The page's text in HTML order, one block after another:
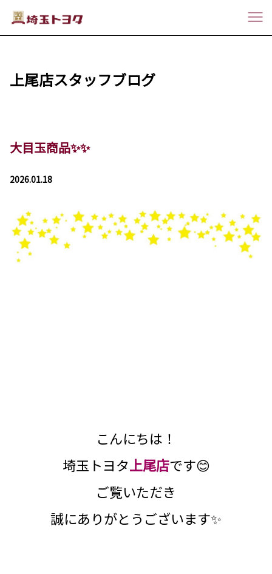
上尾店スタッフブログ
大目玉商品✨✨
2026.01.18
こんにちは！
埼玉トヨタ上尾店です😊
ご覧いただき
誠にありがとうございます✨